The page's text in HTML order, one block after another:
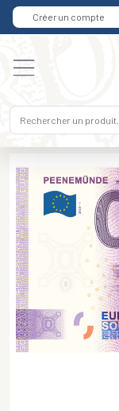
Créer un compte